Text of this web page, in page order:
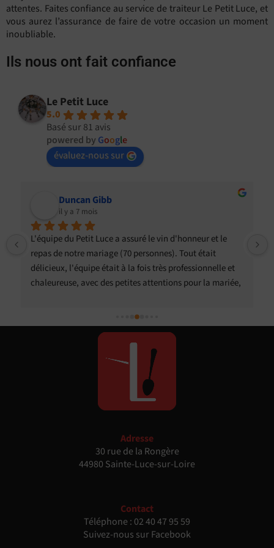
attentes. Faites confiance au service de traiteur Le Petit Luce, et
vous aurez l’assurance de faire de votre occasion un moment
inoubliable.
Ils nous ont fait confiance
Le Petit Luce
5.0
Basé sur 81 avis
powered by Google
évaluez-nous sur
Duncan Gibb
il y a 7 mois
L'équipe du Petit Luce a assuré le vin d'honneur et le
repas de notre mariage (70 personnes). Tout était
délicieux, l'équipe était à la fois très professionnelle et
chaleureuse, avec des petites attentions pour la mariée,
Nous avons eu pas mal de compliments de nos invités
sur le traiteur, tant sur la qualité que sur le relationnel.
Nous avons particulièrement apprécié la possibilité de
customiser le menu et de s'adapter à nos souhaits et à
certains besoins spécifiques de nos invités.
Adresse
30 rue de la Rongère
44980 Sainte-Luce-sur-Loire
Contact
Téléphone : 02 40 47 95 59
Suivez-nous sur Facebook